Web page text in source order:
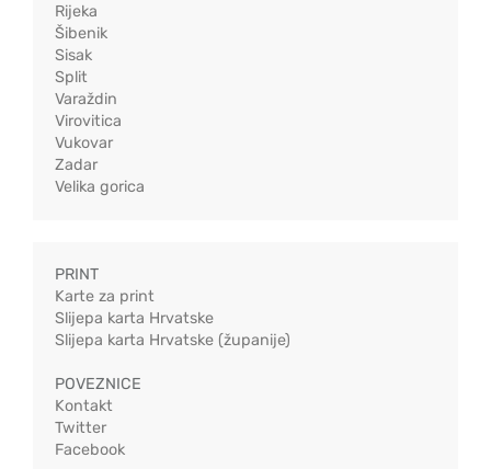
Rijeka
Šibenik
Sisak
Split
Varaždin
Virovitica
Vukovar
Zadar
Velika gorica
PRINT
Karte za print
Slijepa karta Hrvatske
Slijepa karta Hrvatske (županije)
POVEZNICE
Kontakt
Twitter
Facebook